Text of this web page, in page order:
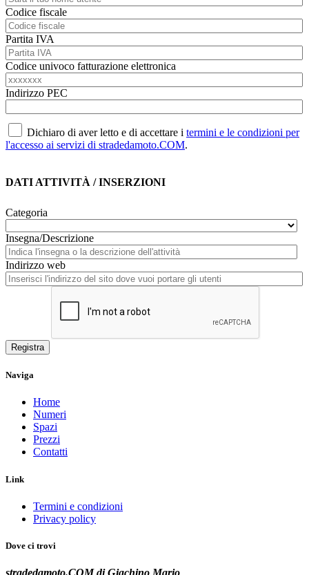
Codice fiscale
Partita IVA
Codice univoco fatturazione elettronica
Indirizzo PEC
Dichiaro di aver letto e di accettare i termini e le condizioni per
l'accesso ai servizi di stradedamoto.COM.
DATI ATTIVITÀ / INSERZIONI
Categoria
Insegna/Descrizione
Indirizzo web
Registra
Naviga
Home
Numeri
Spazi
Prezzi
Contatti
Link
Termini e condizioni
Privacy policy
Dove ci trovi
stradedamoto.COM di Giachino Mario